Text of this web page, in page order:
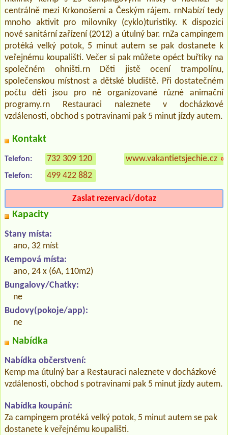
centrálně mezi Krkonošemi a Českým rájem. rnNabízí tedy
mnoho aktivit pro milovníky (cyklo)turistiky. K dispozici
nové sanitární zařízení (2012) a útulný bar. rnZa campingem
protéká velký potok, 5 minut autem se pak dostanete k
veřejnému koupališti. Večer si pak můžete opéct buřtíky na
společném ohništi.rn Děti jistě ocení trampolínu,
společenskou místnost a dětské bludiště. Při dostatečném
počtu dětí jsou pro ně organizované různé animační
programy.rn Restauraci naleznete v docházkové
vzdálenosti, obchod s potravinami pak 5 minut jízdy autem.
Kontakt
Telefon: 732 309 120
Telefon: 499 422 882
www.vakantietsjechie.cz »
Zaslat rezervaci/dotaz
Kapacity
Stany místa:
ano, 32 míst
Kempová místa:
ano, 24 x (6A, 110m2)
Bungalovy/Chatky:
ne
Budovy(pokoje/app):
ne
Nabídka
Nabídka občerstvení:
Kemp ma útulný bar a Restauraci naleznete v docházkové
vzdálenosti, obchod s potravinami pak 5 minut jízdy autem.
Nabídka koupání:
Za campingem protéká velký potok, 5 minut autem se pak
dostanete k veřejnému koupališti.